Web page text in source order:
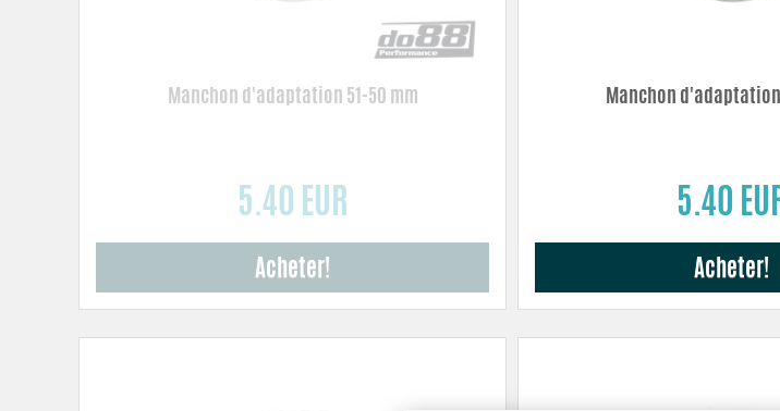
Manchon d'adaptation 51-50 mm
5.40 EUR
Acheter!
Manchon
5.40
Acheter!